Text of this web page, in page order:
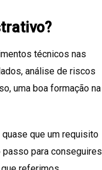
técnicos nas
análise de riscos
uma boa formação na
que um requisito
passo para conseguires